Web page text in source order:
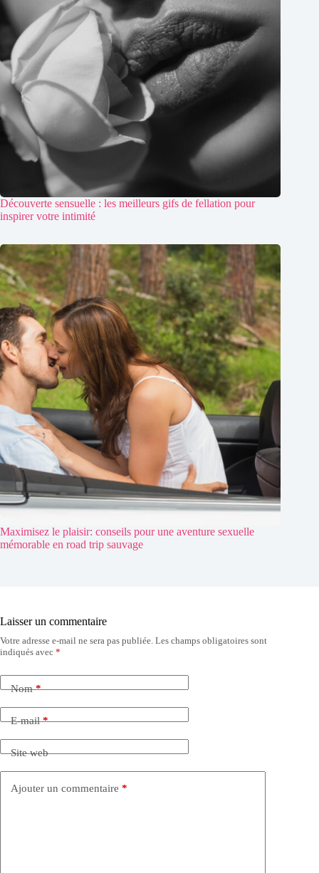
Découverte sensuelle : les meilleurs gifs de fellation pour
inspirer votre intimité
Maximisez le plaisir: conseils pour une aventure sexuelle
mémorable en road trip sauvage
Laisser un commentaire
Votre adresse e-mail ne sera pas publiée. Les champs obligatoires sont
indiqués avec *
Nom*
E-mail*
Site web
Ajouter un commentaire *